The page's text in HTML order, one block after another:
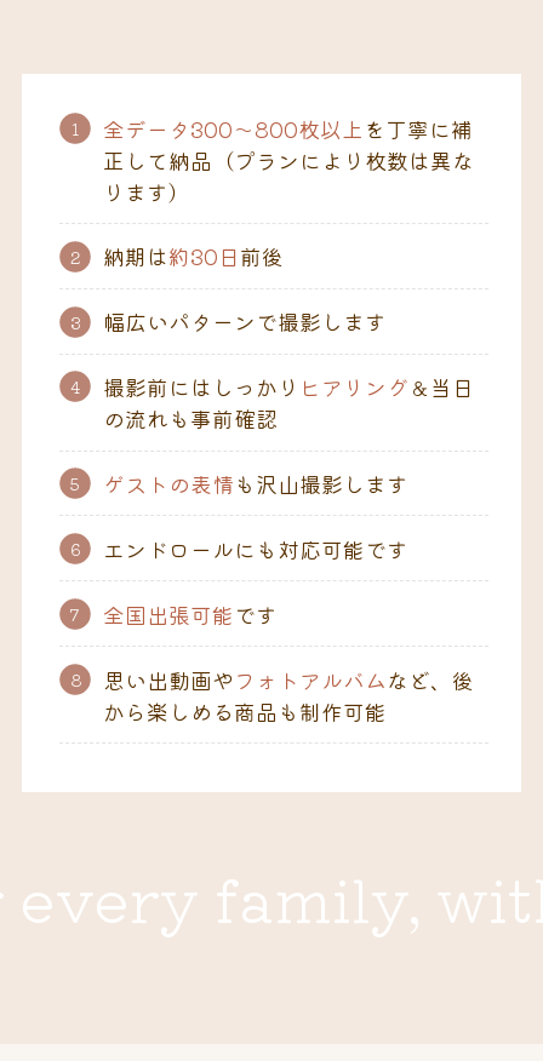
全データ300～800枚以上 を丁寧に補
正して納品（プランにより枚数は異な
ります）
納期は約30日前後
幅広いパターンで撮影します
撮影前にはしっかり ヒアリング＆当日
の流れも事前確認
ゲストの表情も沢山撮影します
エンドロールにも対応可能です
全国出張可能です
思い出動画やフォトアルバムなど、後
から楽しめる商品も制作可能
family,